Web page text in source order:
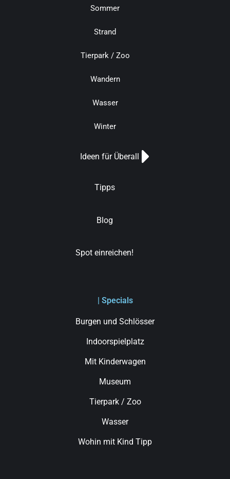
Sommer
Strand
Tierpark / Zoo
Wandern
Wasser
Winter
Ideen für Überall
Tipps
Blog
Spot einreichen!
| Specials
Burgen und Schlösser
Indoorspielplatz
Mit Kinderwagen
Museum
Tierpark / Zoo
Wasser
Wohin mit Kind Tipp